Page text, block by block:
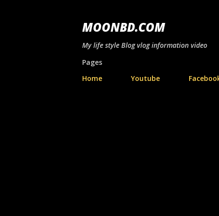
MOONBD.COM
My life style Blog vlog information video
Pages
Home
Youtube